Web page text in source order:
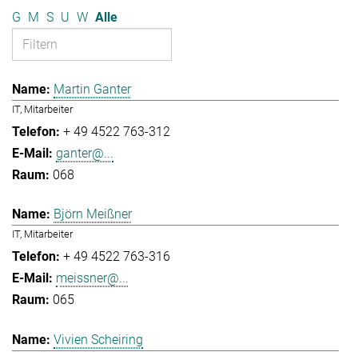
G M S U W Alle
Martin Ganter
IT, Mitarbeiter
+ 49 4522 763-312
ganter@...
068
Björn Meißner
IT, Mitarbeiter
+ 49 4522 763-316
meissner@...
065
Vivien Scheiring